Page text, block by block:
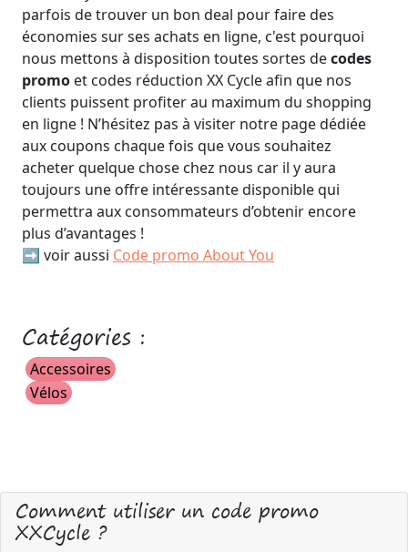
parfois de trouver un bon deal pour faire des
économies sur ses achats en ligne, c'est pourquoi
nous mettons à disposition toutes sortes decodes
promo et codes réduction XX Cycle afin que nos
clients puissent profiter au maximum du shopping
en ligne ! N’hésitez pas à visiter notre page dédiée
aux coupons chaque fois que vous souhaitez
acheter quelque chose chez nous car il y aura
toujours une offre intéressante disponible qui
permettra aux consommateurs d’obtenir encore
plus d’avantages !
➡️ voir aussi Code promo About You
Catégories :
Accessoires
Vélos
Comment utiliser un code promo
XXCycle ?